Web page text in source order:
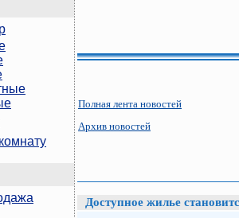
Полная лента новостей
Архив новостей
Доступное жилье